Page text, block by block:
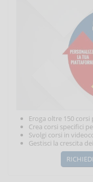
Eroga oltre 150
Crea corsi specifici
Svolgi corsi in
Gestisci la crescita